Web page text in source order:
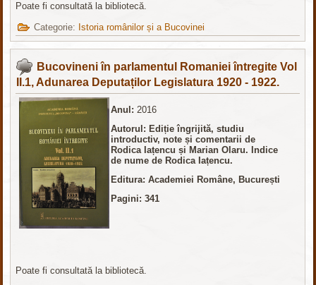
Poate fi consultată la bibliotecă.
Categorie: Istoria românilor și a Bucovinei
Bucovineni în parlamentul Romaniei întregite Vol
II.1, Adunarea Deputaților Legislatura 1920 - 1922.
Anul:2016
Autorul: Ediție îngrijită, studiu
introductiv, note și comentarii de
Rodica Iațencu și Marian Olaru. Indice
de nume de Rodica Iațencu.
Editura: Academiei Române, București
Pagini: 341
Poate fi consultată la bibliotecă.